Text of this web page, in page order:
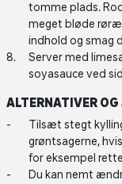
tomme plads.
meget bløde
indhold og smag
Server med
soyasauce ved
ALTERNATIVER
Tilsæt stegt
grøntsagerne,
for eksempel
Du kan nemt